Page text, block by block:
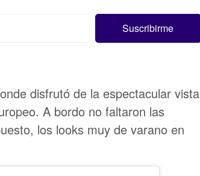
disfrutó de la espectacular vista
A bordo no faltaron las
los looks muy de varano en